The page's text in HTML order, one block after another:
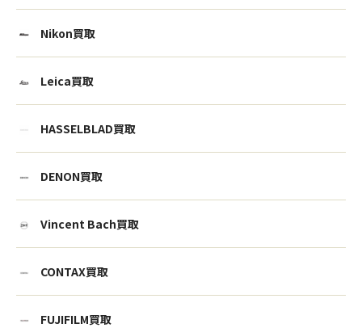
Nikon買取
Leica買取
HASSELBLAD買取
DENON買取
Vincent Bach買取
CONTAX買取
FUJIFILM買取